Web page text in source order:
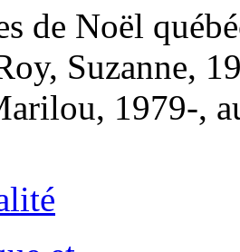
de Noël
Suzanne,
1979-,